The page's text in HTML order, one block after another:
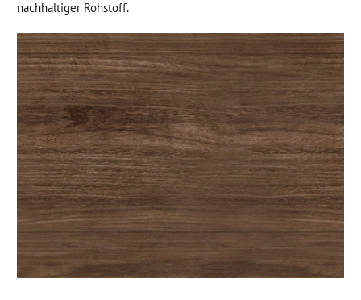
nachhaltiger Rohstoff.